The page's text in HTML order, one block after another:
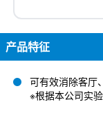
产品特征
可有效消除客厅
※根据本公司实